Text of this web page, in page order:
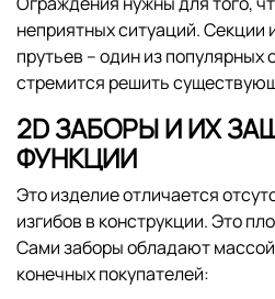
неприятных ситуаций. Секции
прутьев – один из популярных
стремится решить
2D ЗАБОРЫ И ИХ
ФУНКЦИИ
Это изделие отличается
изгибов в конструкции. Это
Сами заборы обладают
конечных покупателей: